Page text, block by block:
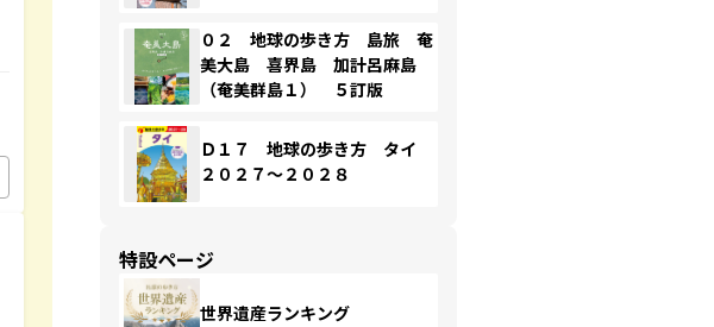
０２ 地球の歩き方 島旅 奄
美大島 喜界島 加計呂麻島
（奄美群島１） ５訂版
Ｄ１７ 地球の歩き方 タイ
２０２７～２０２８
特設ページ
世界遺産ランキング